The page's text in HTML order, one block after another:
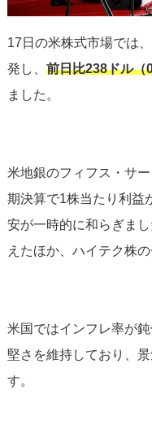
17日の米株式市場では
発し、 前日比238ドル（
ました。
米地銀のフィフス・サ
期決算で1株当たり利益
安が一時的に和らぎま
えたほか、ハイテク株
米国ではインフレ率が
堅さを維持しており、
す。